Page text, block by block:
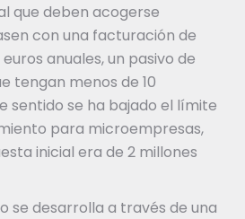
que deben acogerse
con una facturación de
anuales, un pasivo de
tengan menos de 10
sentido se ha bajado el límite
para microempresas,
inicial era de 2 millones
se desarrolla a través de una